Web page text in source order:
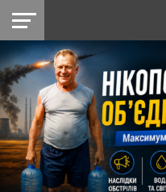
НІКОПОЛЬ
РАЙОН
СІЧЕСЛАВСЬКА
УКРАЇНА
РЕТРО
НІКОПОЛЬ
ЛАЙТ
УКРАЇНА
ДОПОМОГА
РАДІО